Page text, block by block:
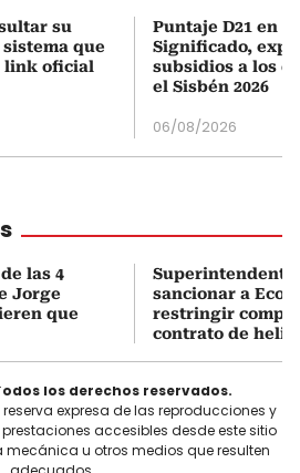
su
que
link oficial
Puntaje D21 en
Significado,
subsidios a los
el Sisbén 2026
06/08/2026
las 4
Jorge
que
Superintendente
sancionar a
restringir
contrato de
los derechos reservados.
reserva expresa de las reproducciones y
accesibles desde este sitio
mecánica u otros medios que resulten